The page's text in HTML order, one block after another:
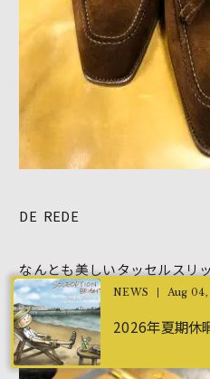
Aug
2026年夏期休
DE REDE
なんとも美しいタッセルスリ
BRN SUEDE 9/D